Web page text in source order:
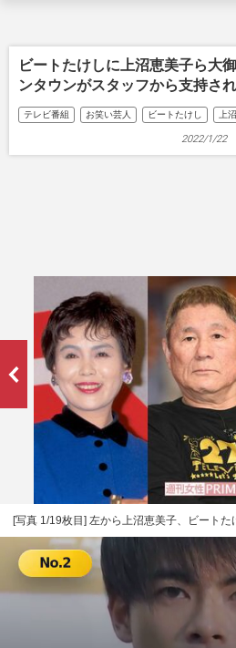
ビートたけしに上沼恵美子ら大
ンタウンがスタッフから支持さ
テレビ番組 お笑い芸人 ビートたけし 上
2022/1/22
[写真 1/19枚目] 左から上沼恵美子、ビートた